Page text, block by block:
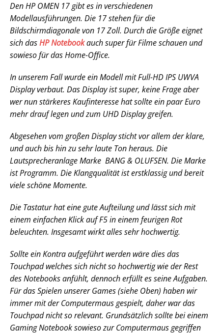
Den HP OMEN 17 gibt es in verschiedenen
Modellausführungen. Die 17 stehen für die
Bildschirmdiagonale von 17 Zoll. Durch die Größe eignet
sich dasHP Notebookauch super für Filme schauen und
sowieso für das Home-Office.
In unserem Fall wurde ein Modell mit Full-HD IPS UWVA
Display verbaut. Das Display ist super, keine Frage aber
wer nun stärkeres Kaufinteresse hat sollte ein paar Euro
mehr drauf legen und zum UHD Display greifen.
Abgesehen vom großen Display sticht vor allem der klare,
und auch bis hin zu sehr laute Ton heraus. Die
Lautsprecheranlage Marke BANG & OLUFSEN. Die Marke
ist Programm. Die Klangqualität ist erstklassig und bereit
viele schöne Momente.
Die Tastatur hat eine gute Aufteilung und lässt sich mit
einem einfachen Klick auf F5 in einem feurigen Rot
beleuchten. Insgesamt wirkt alles sehr hochwertig.
Sollte ein Kontra aufgeführt werden wäre dies das
Touchpad welches sich nicht so hochwertig wie der Rest
des Notebooks anfühlt, dennoch erfüllt es seine Aufgaben.
Für das Spielen unserer Games (siehe Oben) haben wir
immer mit der Computermaus gespielt, daher war das
Touchpad nicht so relevant. Grundsätzlich sollte bei einem
Gaming Notebook sowieso zur Computermaus gegriffen